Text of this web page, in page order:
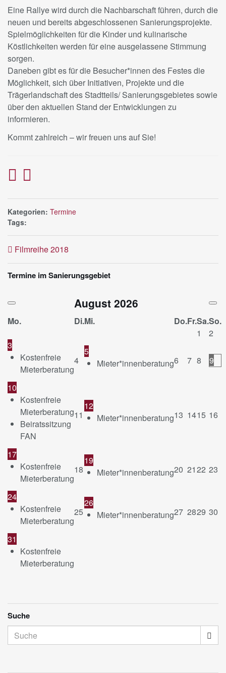
Eine Rallye wird durch die Nachbarschaft führen, durch die
neuen und bereits abgeschlossenen Sanierungsprojekte.
Spielmöglichkeiten für die Kinder und kulinarische
Köstlichkeiten werden für eine ausgelassene Stimmung
sorgen.
Daneben gibt es für die Besucher*innen des Festes die
Möglichkeit, sich über Initiativen, Projekte und die
Trägerlandschaft des Stadtteils/ Sanierungsgebietes sowie
über den aktuellen Stand der Entwicklungen zu
informieren.
Kommt zahlreich – wir freuen uns auf Sie!
Kategorien: Termine
Tags:
Filmreihe 2018
Termine im Sanierungsgebiet
August 2026
Mo. Di.Mi. Do.Fr.Sa.So.
1
2
3
Kostenfreie
Mieterberatung
4
5
Mieter*innenberatung6 7 8 9
10
Kostenfreie
Mieterberatung
Beiratssitzung
FAN
11
12
Mieter*innenberatung13 1415 16
17
Kostenfreie
Mieterberatung
18
19
Mieter*innenberatung20 2122 23
24
Kostenfreie
Mieterberatung
25
26
Mieter*innenberatung27 2829 30
31
Kostenfreie
Mieterberatung
Suche
Suche